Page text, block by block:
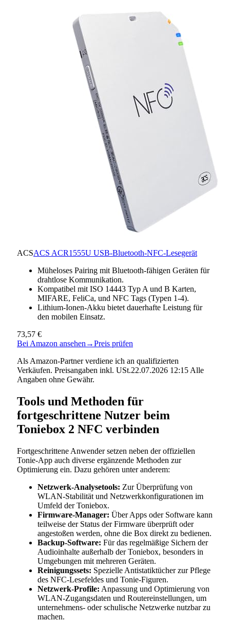
ACSACS ACR1555U USB-Bluetooth-NFC-Lesegerät
Müheloses Pairing mit Bluetooth-fähigen Geräten für
drahtlose Kommunikation.
Kompatibel mit ISO 14443 Typ A und B Karten,
MIFARE, FeliCa, und NFC Tags (Typen 1-4).
Lithium-Ionen-Akku bietet dauerhafte Leistung für
den mobilen Einsatz.
73,57 €
Bei Amazon ansehen →Preis prüfen
Als Amazon-Partner verdiene ich an qualifizierten
Verkäufen. Preisangaben inkl. USt.22.07.2026 12:15 Alle
Angaben ohne Gewähr.
Tools und Methoden für
fortgeschrittene Nutzer beim
Toniebox 2 NFC verbinden
Fortgeschrittene Anwender setzen neben der offiziellen
Tonie-App auch diverse ergänzende Methoden zur
Optimierung ein. Dazu gehören unter anderem:
Netzwerk-Analysetools: Zur Überprüfung von
WLAN-Stabilität und Netzwerkkonfigurationen im
Umfeld der Toniebox.
Firmware-Manager: Über Apps oder Software kann
teilweise der Status der Firmware überprüft oder
angestoßen werden, ohne die Box direkt zu bedienen.
Backup-Software: Für das regelmäßige Sichern der
Audioinhalte außerhalb der Toniebox, besonders in
Umgebungen mit mehreren Geräten.
Reinigungssets: Spezielle Antistatiktücher zur Pflege
des NFC-Lesefeldes und Tonie-Figuren.
Netzwerk-Profile: Anpassung und Optimierung von
WLAN-Zugangsdaten und Routereinstellungen, um
unternehmens- oder schulische Netzwerke nutzbar zu
machen.